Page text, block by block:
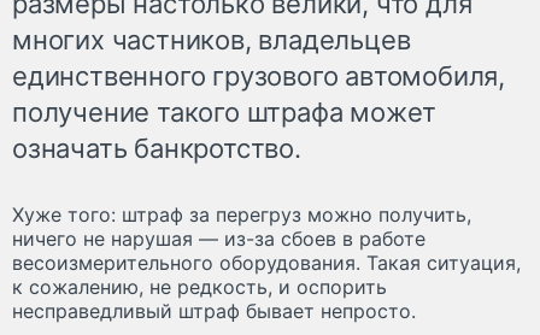
многих частников, владельцев
единственного грузового автомобиля,
получение такого штрафа может
означать банкротство.
Хуже того: штраф за перегруз можно получить,
ничего не нарушая — из-за сбоев в работе
весоизмерительного оборудования. Такая ситуация,
к сожалению, не редкость, и оспорить
несправедливый штраф бывает непросто.